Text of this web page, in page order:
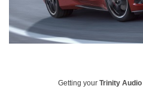
Getting your Trinity Audio